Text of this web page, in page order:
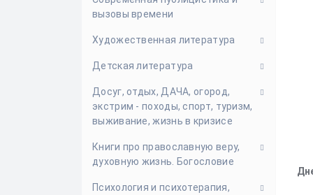
и девушка
Генеалогия, поиск, история
Семейная жизнь
вызовы времени
Эсхатология и вызовы времени,
публицистика
Художественная литература
Исторические повести и романы
Литературное наследие
Современная проза
Фэнтези, фантастика,
антиутопии
Детская литература
Детская художественная
литература
о Боге. Библии и Евангелия для
детей
Книжки для самых маленьких
Досуг, отдых, ДАЧА, огород,
экстрим - походы, спорт, туризм,
выживание, жизнь в кризисе
Жизнь в кризисе, выживание в
городе и на природе
Книги по саду, огороду, дачному
Книги про православную веру,
духовную жизнь. Богословие
Богословие, труды святых
Психология и психотерапия,